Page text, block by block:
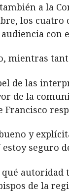
a la
los
con
mientras
de las
de la
Francisco
y
seguro
qué
de la